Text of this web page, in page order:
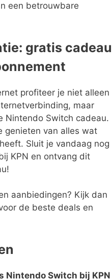
een betrouwbare
gratis cadeau
profiteer je niet alleen
maar
Nintendo Switch cadeau.
genieten van alles wat
Sluit je vandaag nog
KPN en ontvang dit
aanbiedingen? Kijk dan
de beste deals en
Nintendo Switch bij KPN